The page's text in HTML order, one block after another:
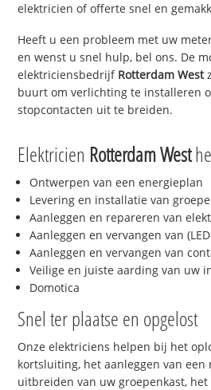
elektricien of offerte snel en
Heeft u een probleem met uw
en wenst u snel hulp, bel ons. De
elektriciensbedrijf Rotterdam West
buurt om verlichting te installeren
stopcontacten uit te breiden.
Elektricien Rotterdam West
Ontwerpen van een energieplan
Levering en installatie van
Aanleggen en repareren van
Aanleggen en vervangen van
Aanleggen en vervangen van
Veilige en juiste aarding van uw
Domotica
Snel ter plaatse en opgelost
Onze elektriciens helpen bij het
kortsluiting, het aanleggen van
uitbreiden van uw groepenkast,